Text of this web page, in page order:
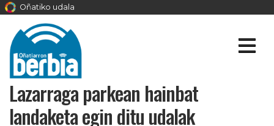
Oñatiko udala
Lazarraga parkean hainbat
landaketa egin ditu udalak